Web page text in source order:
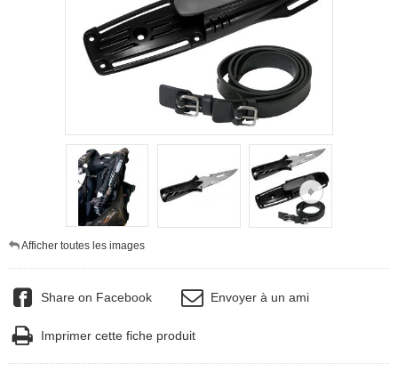
Afficher toutes les images
Share on Facebook Envoyer à un ami
Imprimer cette fiche produit